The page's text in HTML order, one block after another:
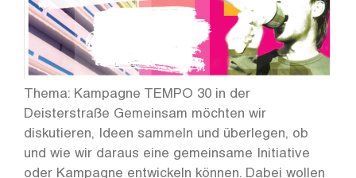
Thema: Kampagne TEMPO 30 in der
Deisterstraße Gemeinsam möchten wir
diskutieren, Ideen sammeln und überlegen, ob
und wie wir daraus eine gemeinsame Initiative
oder Kampagne entwickeln können. Dabei wollen